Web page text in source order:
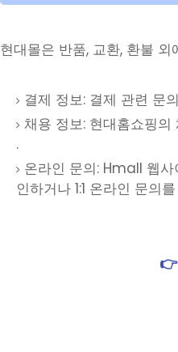
현대몰은 반품, 교환, 환불
결제 정보: 결제 관련 문
채용 정보: 현대홈쇼핑
.
온라인 문의: Hmall 웹
인하거나 1:1 온라인 문의